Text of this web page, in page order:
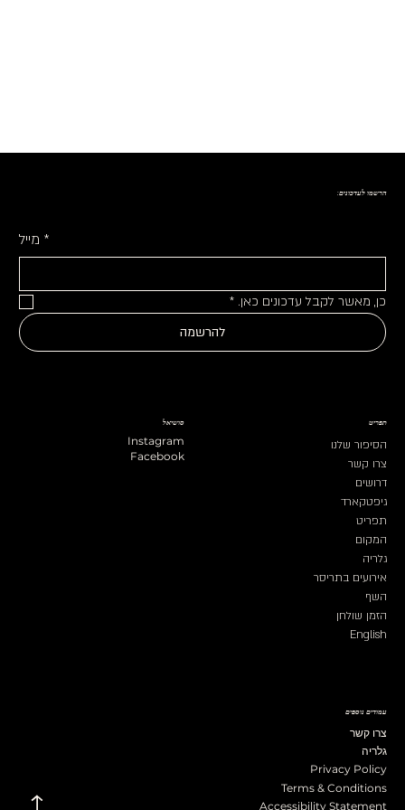
הרשמו לעדכונים:
מייל *
כן, מאשר לקבל עדכונים כאן. *
להרשמה
תפריט
הסיפור שלנו
צרו קשר
דרושים
גיפטקארד
תפריט
המקום
גלריה
אירועים בתריסר
השף
הזמן שולחן
English
עמודים נוספים
צרו קשר
גלריה
Terms & Conditions
Privacy Policy
Accessibility Statement
סושיאל
Instagram
Facebook